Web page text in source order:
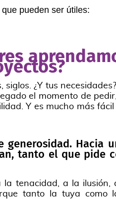
pueden ser útiles:
¿Y tus necesidades?
el momento de
Y es mucho más
Hacia
tanto el que pide
tenacidad, a la ilusión,
tanto la tuya como